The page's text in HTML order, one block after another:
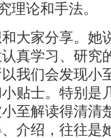
理论和手法。
大家分享。她
真学习、研究
我们会发现小
贴士。特别是
至解读得清清
介绍，往往是